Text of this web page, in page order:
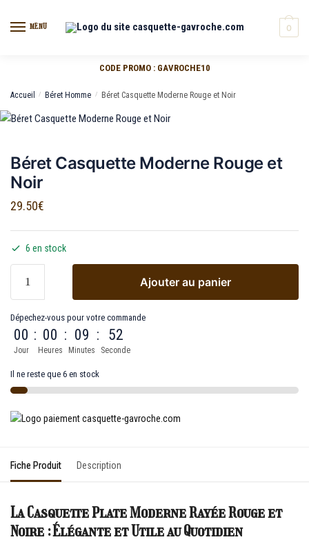
MENU 0
CODE PROMO : GAVROCHE10
Accueil / Béret Homme / Béret Casquette Moderne Rouge et Noir
Béret Casquette Moderne Rouge et
Noir
29.50€
6 en stock
Ajouter au panier
Dépechez-vous pour votre commande
00
Jour
: 00
Heures
: 09
Minutes
: 52
Seconde
Il ne reste que 6 en stock
Fiche Produit Description
La Casquette Plate Moderne Rayée Rouge et
Noire : Élégante et Utile au Quotidien